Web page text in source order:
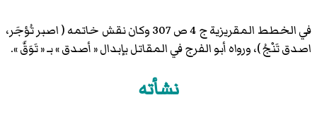
في الخطط المقريزية ج 4 ص 307 وكان نقش خاتمه ( اصبر تُؤجَر،
اصدق تَنْجُ )، ورواهأبو الفرجفي المقاتل بإبدال « أصدق » بـ « تَوَقَّ ».
نشأته